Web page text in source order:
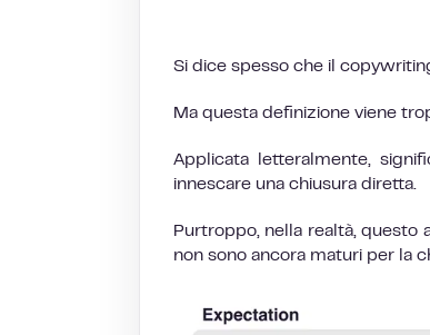
Si dice spesso che il
Ma questa definizione viene
Applicata letteralmente,
innescare una chiusura diretta.
Purtroppo, nella realtà, questo
non sono ancora maturi per la